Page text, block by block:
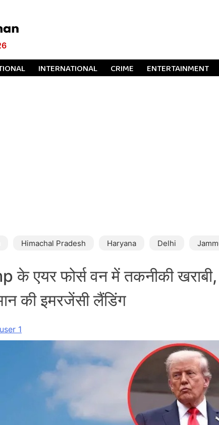
INTERNATIONAL CRIME ENTERTAINMENT
Himachal Pradesh Haryana Delhi
एयर फोर्स वन में तकनीकी खराबी,
की इमरजेंसी लैंडिंग
user 1